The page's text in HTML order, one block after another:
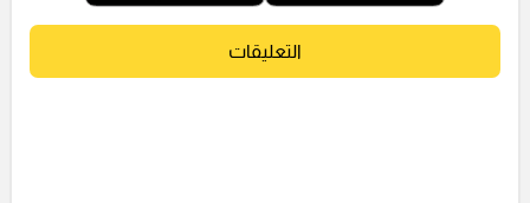
التعليقات